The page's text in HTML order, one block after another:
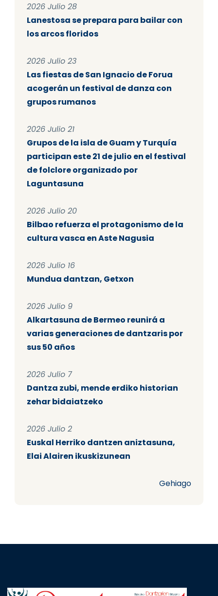
2026 Julio 28
Lanestosa se prepara para bailar con
los arcos floridos
2026 Julio 23
Las fiestas de San Ignacio de Forua
acogerán un festival de danza con
grupos rumanos
2026 Julio 21
Grupos de la isla de Guam y Turquía
participan este 21 de julio en el festival
de folclore organizado por
Laguntasuna
2026 Julio 20
Bilbao refuerza el protagonismo de la
cultura vasca en Aste Nagusia
2026 Julio 16
Mundua dantzan, Getxon
2026 Julio 9
Alkartasuna de Bermeo reunirá a
varias generaciones de dantzaris por
sus 50 años
2026 Julio 7
Dantza zubi, mende erdiko historian
zehar bidaiatzeko
2026 Julio 2
Euskal Herriko dantzen aniztasuna,
Elai Alairen ikuskizunean
Gehiago